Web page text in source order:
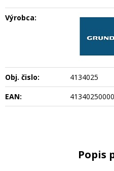
Výrobca:
Obj. čislo:
4134025
EAN:
Popis